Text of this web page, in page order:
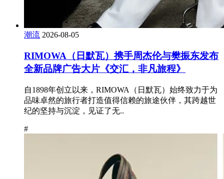
潮流 2026-08-05
RIMOWA（日默瓦）携手周杰伦与樊振东发布
全新品牌广告大片《交汇，非凡旅程》
自1898年创立以来，RIMOWA（日默瓦）始终致力于为
品味卓然的旅行者打造值得信赖的旅途伙伴，其跨越世
纪的坚持与沉淀，见证了无..
#